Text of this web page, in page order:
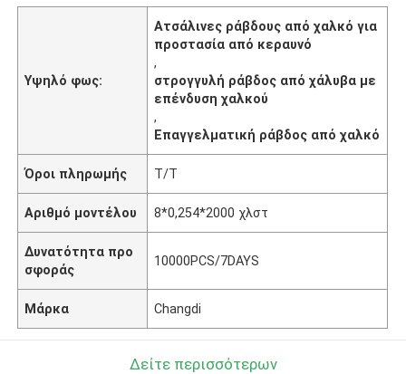
Υψηλό φως:
Ατσάλινες ράβδους από χαλκό για
προστασία από κεραυνό
,
στρογγυλή ράβδος από χάλυβα με
επένδυση χαλκού
,
Επαγγελματική ράβδος από χαλκό
Όροι πληρωμής T/T
Αριθμό μοντέλου 8*0,254*2000 χλστ
Δυνατότητα προ
σφοράς
10000PCS/7DAYS
Μάρκα Changdi
Δείτε περισσότερων